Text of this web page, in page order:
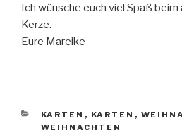
Ich wünsche euch viel Spaß
Kerze.
Eure Mareike
KATEGORIEN
KARTEN , KARTEN ,
WEIHNACHTEN